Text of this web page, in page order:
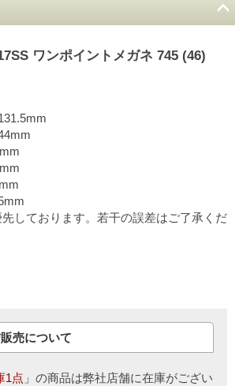
ワンポイントメガネ 745 (46)
しております。若干の誤差はご了承くだ
売について
1点 」の商品は弊社店舗に在庫がござい